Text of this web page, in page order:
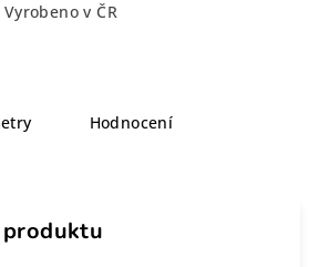
Vyrobeno v ČR
Hodnocení